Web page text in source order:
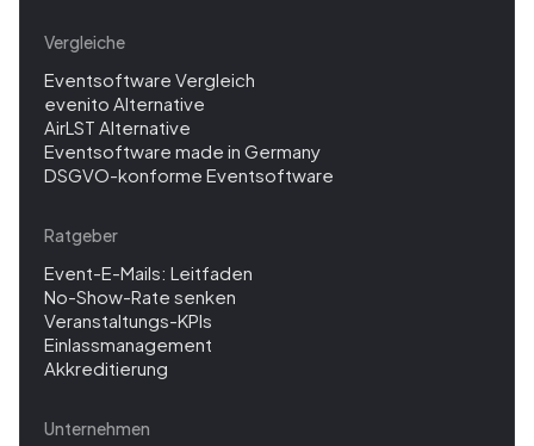
Vergleiche
Eventsoftware Vergleich
evenito Alternative
AirLST Alternative
Eventsoftware made in Germany
DSGVO-konforme Eventsoftware
Ratgeber
Event-E-Mails: Leitfaden
No-Show-Rate senken
Veranstaltungs-KPIs
Einlassmanagement
Akkreditierung
Unternehmen